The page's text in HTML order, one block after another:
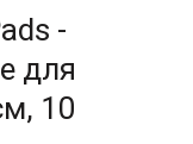
-
для
10